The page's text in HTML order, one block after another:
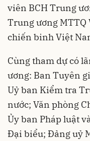
viên BCH Trung
Trung ương MTTQ
chiến binh Việt
Cùng tham dự có
ương: Ban Tuyên
Uỷ ban Kiểm tra
nước; Văn phòng
Ủy ban Pháp luật
Đại biểu; Đảng uỷ